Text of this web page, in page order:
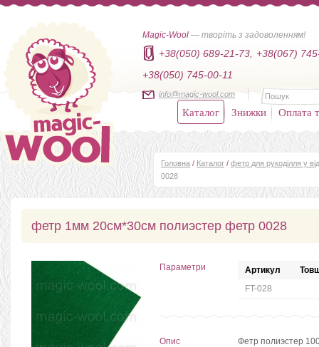
Magic-Wool — творіть з задоволенням!
+38(050) 689-21-73,
+38(067)
+38(050) 745-00-11
info@magic-wool.com
Каталог Знижки Оплата
Головна / Каталог / фетр для рукоділля у
0028
фетр 1мм 20см*30см полиэстер фетр 0028
Параметри Артикул
FT-028
Опис
Фетр полиэстер